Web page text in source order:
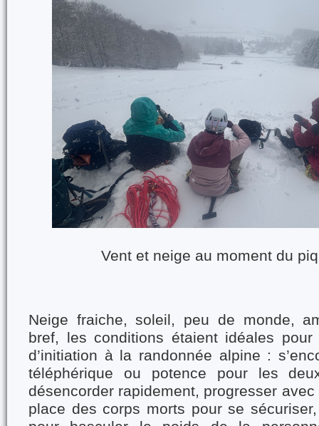
Vent et neige au moment du
Neige fraiche, soleil, peu de monde,
bref, les conditions étaient idéales
d’initiation à la randonnée alpine :
téléphérique ou potence pour les
désencorder rapidement, progresser
place des corps morts pour se